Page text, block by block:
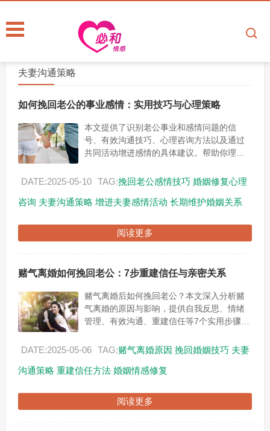
夫妻沟通策略
如何挽回老公的事业感情：实用技巧与心理策略
本文提供了识别老公事业和感情问题的信
号、有效沟通技巧、心理咨询方法以及通过
共同活动增进感情的具体建议。帮助你理解
系。...
DATE:2025-05-10 TAG:挽回老公感情技巧 婚姻修复心理
咨询 夫妻沟通策略 增进夫妻感情活动 长期维护婚姻关系
阅读更多
赌气离婚如何挽回老公：7步重建信任与亲密关系
赌气离婚后如何挽回老公？本文深入分析赌
气离婚的原因与影响，提供自我反思、情绪
管理、有效沟通、重建信任等7个实用步骤，
婚的困境。...
DATE:2025-05-06 TAG:赌气离婚原因 挽回婚姻技巧 夫妻
沟通策略 重建信任方法 婚姻情感修复
阅读更多